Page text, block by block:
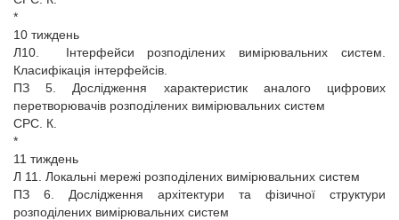
*
10 тиждень
Л10. Інтерфейси розподілених вимірювальних систем.
Класифікація інтерфейсів.
ПЗ 5. Дослідження характеристик аналого цифрових
перетворювачів розподілених вимірювальних систем
СРС. К.
*
11 тиждень
Л 11. Локальні мережі розподілених вимірювальних систем
ПЗ 6. Дослідження архітектури та фізичної структури
розподілених вимірювальних систем